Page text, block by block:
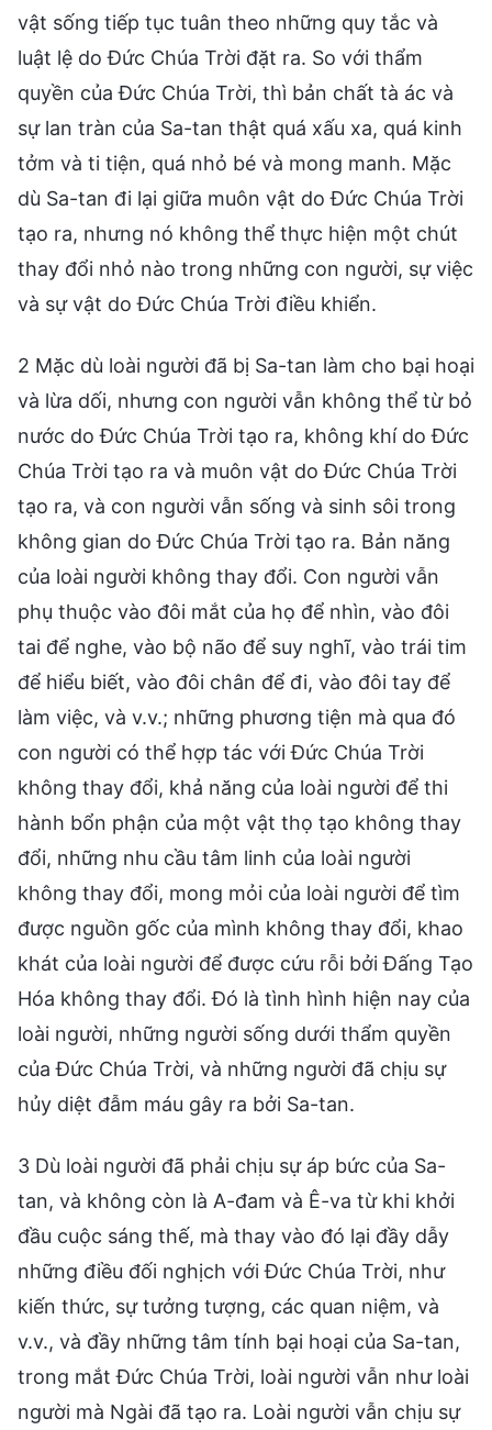
vật sống tiếp tục tuân theo những quy tắc và
luật lệ do Đức Chúa Trời đặt ra. So với thẩm
quyền của Đức Chúa Trời, thì bản chất tà ác và
sự lan tràn của Sa-tan thật quá xấu xa, quá kinh
tởm và ti tiện, quá nhỏ bé và mong manh. Mặc
dù Sa-tan đi lại giữa muôn vật do Đức Chúa Trời
tạo ra, nhưng nó không thể thực hiện một chút
thay đổi nhỏ nào trong những con người, sự việc
và sự vật do Đức Chúa Trời điều khiển.
2 Mặc dù loài người đã bị Sa-tan làm cho bại hoại
và lừa dối, nhưng con người vẫn không thể từ bỏ
nước do Đức Chúa Trời tạo ra, không khí do Đức
Chúa Trời tạo ra và muôn vật do Đức Chúa Trời
tạo ra, và con người vẫn sống và sinh sôi trong
không gian do Đức Chúa Trời tạo ra. Bản năng
của loài người không thay đổi. Con người vẫn
phụ thuộc vào đôi mắt của họ để nhìn, vào đôi
tai để nghe, vào bộ não để suy nghĩ, vào trái tim
để hiểu biết, vào đôi chân để đi, vào đôi tay để
làm việc, và v.v.; những phương tiện mà qua đó
con người có thể hợp tác với Đức Chúa Trời
không thay đổi, khả năng của loài người để thi
hành bổn phận của một vật thọ tạo không thay
đổi, những nhu cầu tâm linh của loài người
không thay đổi, mong mỏi của loài người để tìm
được nguồn gốc của mình không thay đổi, khao
khát của loài người để được cứu rỗi bởi Đấng Tạo
Hóa không thay đổi. Đó là tình hình hiện nay của
loài người, những người sống dưới thẩm quyền
của Đức Chúa Trời, và những người đã chịu sự
hủy diệt đẫm máu gây ra bởi Sa-tan.
3 Dù loài người đã phải chịu sự áp bức của Sa-
tan, và không còn là A-đam và Ê-va từ khi khởi
đầu cuộc sáng thế, mà thay vào đó lại đầy dẫy
những điều đối nghịch với Đức Chúa Trời, như
kiến thức, sự tưởng tượng, các quan niệm, và
v.v., và đầy những tâm tính bại hoại của Sa-tan,
trong mắt Đức Chúa Trời, loài người vẫn như loài
người mà Ngài đã tạo ra. Loài người vẫn chịu sự